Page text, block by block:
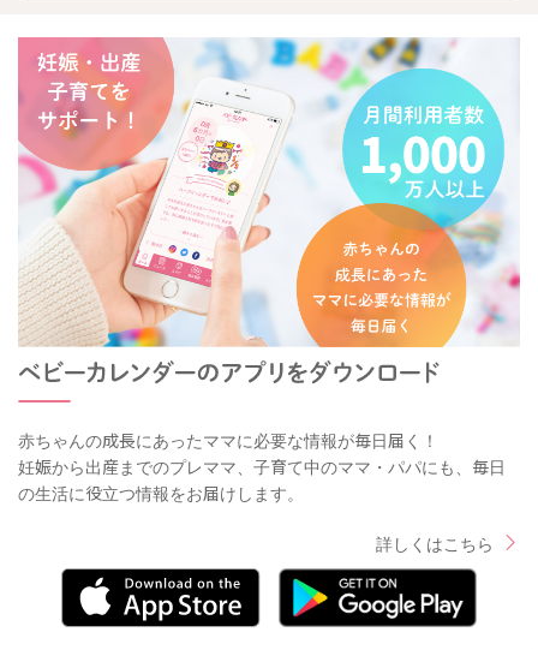
赤ちゃんの成長にあったママに必要な情報が毎日届く！
妊娠から出産までのプレママ、子育て中のママ・パパにも、毎日
の生活に役立つ情報をお届けします。
詳しくはこちら